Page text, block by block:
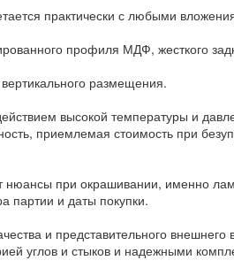
практически с любыми
профиля МДФ, жесткого
размещения.
высокой температуры и
приемлемая стоимость при
нюансы при окрашивании, именно
партии и даты покупки.
и представительного внешнего
углов и стыков и надежными